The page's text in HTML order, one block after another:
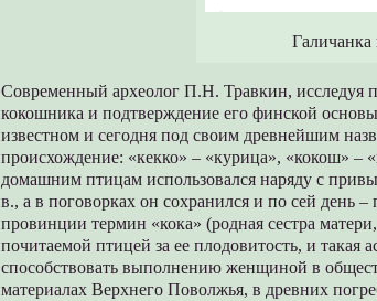
Современный археолог П.Н. Травкин, исследуя
кокошника и подтверждение его финской
известном и сегодня под своим древнейшим
происхождение: «кекко» – «курица», «кокош» –
домашним птицам использовался наряду с
в., а в поговорках он сохранился и по сей день
провинции термин «кока» (родная сестра
почитаемой птицей за ее плодовитость, и такая
способствовать выполнению женщиной в
материалах Верхнего Поволжья, в древних